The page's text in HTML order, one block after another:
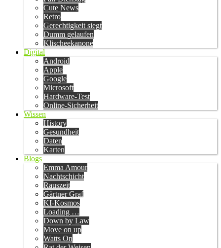
Cute News
Retro
Gerechtigkeit siegt
Dumm gelaufen
Klischeekanone
Digital
Android
Apple
Google
Microsoft
Hardware-Test
Online-Sicherheit
Wissen
History
Gesundheit
Daten
Karten
Blogs
Emma Amour
Nachtschicht
Rauszeit
Gärtner Graf
KI-Kosmos
Loading …
Down by Law
Move on up
Watts On